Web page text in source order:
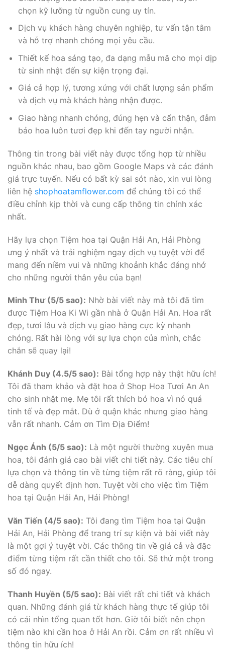
chọn kỹ lưỡng từ nguồn cung uy tín.
Dịch vụ khách hàng chuyên nghiệp, tư vấn tận tâm
và hỗ trợ nhanh chóng mọi yêu cầu.
Thiết kế hoa sáng tạo, đa dạng mẫu mã cho mọi dịp
từ sinh nhật đến sự kiện trọng đại.
Giá cả hợp lý, tương xứng với chất lượng sản phẩm
và dịch vụ mà khách hàng nhận được.
Giao hàng nhanh chóng, đúng hẹn và cẩn thận, đảm
bảo hoa luôn tươi đẹp khi đến tay người nhận.
Thông tin trong bài viết này được tổng hợp từ nhiều
nguồn khác nhau, bao gồm Google Maps và các đánh
giá trực tuyến. Nếu có bất kỳ sai sót nào, xin vui lòng
liên hệ shophoatamflower.com để chúng tôi có thể
điều chỉnh kịp thời và cung cấp thông tin chính xác
nhất.
Hãy lựa chọn Tiệm hoa tại Quận Hải An, Hải Phòng
ưng ý nhất và trải nghiệm ngay dịch vụ tuyệt vời để
mang đến niềm vui và những khoảnh khắc đáng nhớ
cho những người thân yêu của bạn!
Minh Thư (5/5 sao): Nhờ bài viết này mà tôi đã tìm
được Tiệm Hoa Ki Wi gần nhà ở Quận Hải An. Hoa rất
đẹp, tươi lâu và dịch vụ giao hàng cực kỳ nhanh
chóng. Rất hài lòng với sự lựa chọn của mình, chắc
chắn sẽ quay lại!
Khánh Duy (4.5/5 sao): Bài tổng hợp này thật hữu ích!
Tôi đã tham khảo và đặt hoa ở Shop Hoa Tươi An An
cho sinh nhật mẹ. Mẹ tôi rất thích bó hoa vì nó quá
tinh tế và đẹp mắt. Dù ở quận khác nhưng giao hàng
vẫn rất nhanh. Cảm ơn Tìm Địa Điểm!
Ngọc Ánh (5/5 sao): Là một người thường xuyên mua
hoa, tôi đánh giá cao bài viết chi tiết này. Các tiêu chí
lựa chọn và thông tin về từng tiệm rất rõ ràng, giúp tôi
dễ dàng quyết định hơn. Tuyệt vời cho việc tìm Tiệm
hoa tại Quận Hải An, Hải Phòng!
Văn Tiến (4/5 sao): Tôi đang tìm Tiệm hoa tại Quận
Hải An, Hải Phòng để trang trí sự kiện và bài viết này
là một gợi ý tuyệt vời. Các thông tin về giá cả và đặc
điểm từng tiệm rất cần thiết cho tôi. Sẽ thử một trong
số đó ngay.
Thanh Huyền (5/5 sao): Bài viết rất chi tiết và khách
quan. Những đánh giá từ khách hàng thực tế giúp tôi
có cái nhìn tổng quan tốt hơn. Giờ tôi biết nên chọn
tiệm nào khi cần hoa ở Hải An rồi. Cảm ơn rất nhiều vì
thông tin hữu ích!